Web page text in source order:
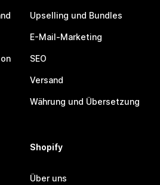
Upselling und Bundles
E-Mail-Marketing
SEO
Versand
Währung und Übersetzung
Shopify
Über uns